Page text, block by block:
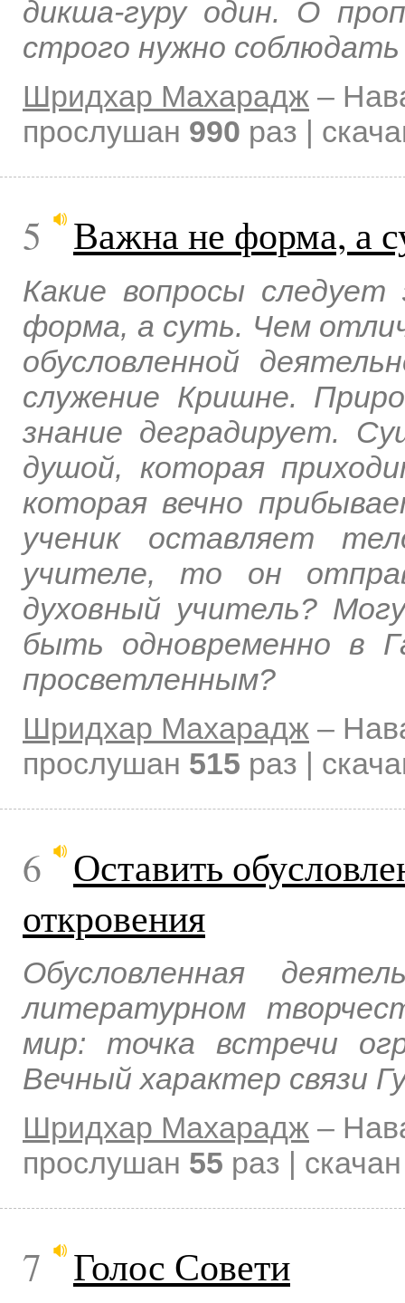
дикша-гуру один. О
строго нужно
Шридхар Махарадж –
прослушан 990 раз |
5 Важна не форма, а
Какие вопросы следует
форма, а суть. Чем
обусловленной
служение Кришне.
знание деградирует.
душой, которая
которая вечно
ученик оставляет
учителе, то он
духовный учитель?
быть одновременно в
просветленным?
Шридхар Махарадж –
прослушан 515 раз |
6
Оставить
откровения
Обусловленная
литературном
мир: точка встречи
Вечный характер связи
Шридхар Махарадж –
прослушан 55 раз |
7 Голос Совети